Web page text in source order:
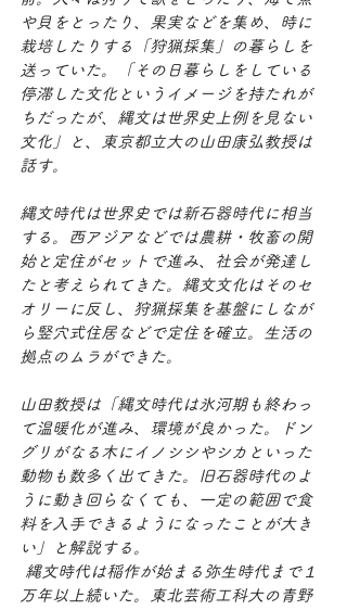
や貝をとったり、果実などを集め、時に
栽培したりする「狩猟採集」の暮らしを
送っていた。「その日暮らしをしている
停滞した文化というイメージを持たれが
ちだったが、縄文は世界史上例を見ない
文化」と、東京都立大の山田康弘教授は
話す。
縄文時代は世界史では新石器時代に相当
する。西アジアなどでは農耕・牧畜の開
始と定住がセットで進み、社会が発達し
たと考えられてきた。縄文文化はそのセ
オリーに反し、狩猟採集を基盤にしなが
ら竪穴式住居などで定住を確立。生活の
拠点のムラができた。
山田教授は「縄文時代は氷河期も終わっ
て温暖化が進み、環境が良かった。ドン
グリがなる木にイノシシやシカといった
動物も数多く出てきた。旧石器時代のよ
うに動き回らなくても、一定の範囲で食
料を入手できるようになったことが大き
い」と解説する。
万年以上続いた。東北芸術工科大の青野